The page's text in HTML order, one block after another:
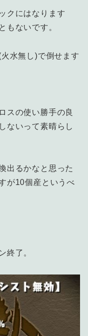
クにはなります
もないです。
水無し)で倒せます
スの使い勝手の良
ないって素晴らし
出るかなと思った
が10個産というべ
終了。